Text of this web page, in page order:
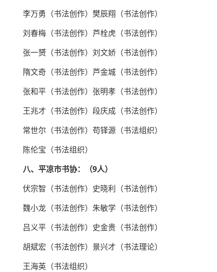
李万勇（书法创作）樊辰翔（书法创作）
刘春梅（书法创作）芦栓虎（书法创作）
张一赟（书法创作）刘文娇（书法创作）
隋文奇（书法创作）芦金城（书法创作）
张和平（书法创作）张明孝（书法创作）
王兆才（书法创作）段庆成（书法创作）
常世尔（书法创作）苟铎源（书法组织）
陈伦宝（书法组织）
八、平凉市书协：（9人）
伏宗智（书法创作）史晓利（书法创作）
魏小龙（书法创作）朱敏学（书法创作）
吕义平（书法创作）史金贵（书法创作）
胡斌宏（书法创作）景兴才（书法理论）
王海英（书法组织）